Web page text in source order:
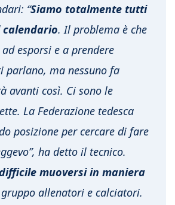
“Siamo totalmente tutti
calendario. Il problema è che
esporsi e a prendere
parlano, ma nessuno fa
avanti così. Ci sono le
La Federazione tedesca
posizione per cercare di fare
ha detto il tecnico.
difficile muoversi in maniera
allenatori e calciatori.